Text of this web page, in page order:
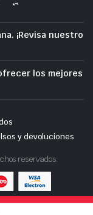
prueba — no se
¡Revisa nuestro
los mejores
y devoluciones
reservados.